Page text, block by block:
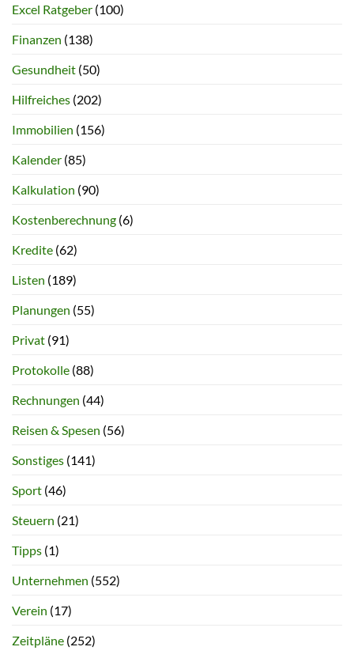
Excel Ratgeber (100)
Finanzen (138)
Gesundheit (50)
Hilfreiches (202)
Immobilien (156)
Kalender (85)
Kalkulation (90)
Kostenberechnung (6)
Kredite (62)
Listen (189)
Planungen (55)
Privat (91)
Protokolle (88)
Rechnungen (44)
Reisen & Spesen (56)
Sonstiges (141)
Sport (46)
Steuern (21)
Tipps (1)
Unternehmen (552)
Verein (17)
Zeitpläne (252)